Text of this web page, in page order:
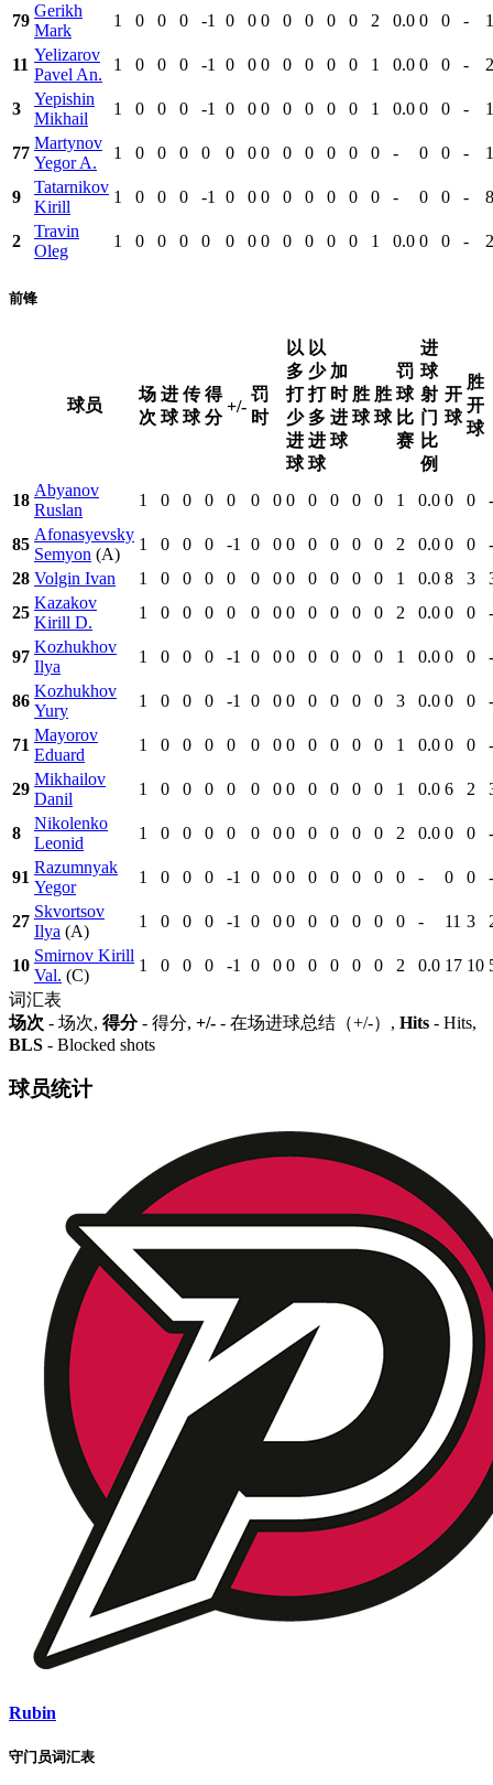
79
Gerikh
Mark
1 0 0 0 -1 0 0 0 0 0 0 0 2 0.0 0 0 -
11
Yelizarov
Pavel An.
1 0 0 0 -1 0 0 0 0 0 0 0 1 0.0 0 0 -
3
Yepishin
Mikhail
1 0 0 0 -1 0 0 0 0 0 0 0 1 0.0 0 0 -
77
Martynov
Yegor A.
1 0 0 0 0 0 0 0 0 0 0 0 0 - 0 0 -
9
Tatarnikov
Kirill
1 0 0 0 -1 0 0 0 0 0 0 0 0 - 0 0 -
2
Travin
Oleg
1 0 0 0 0 0 0 0 0 0 0 0 1 0.0 0 0 -
前锋
球员
场
次
进
球
传
球
得
分
+/-
罚
时
以
多
打
少
进
球
以
少
打
多
进
球
加
时
进
球
胜
球
胜
球
罚
球
比
赛
进
球
射
门
比
例
开
球
胜
开
球
18
Abyanov
Ruslan
1 0 0 0 0 0 0 0 0 0 0 0 1 0.0 0 0 -
85
Afonasyevsky
Semyon (A)
1 0 0 0 -1 0 0 0 0 0 0 0 2 0.0 0 0
-
28 Volgin Ivan 1 0 0 0 0 0 0 0 0 0 0 0 1 0.0 8 3
25
Kazakov
Kirill D.
1 0 0 0 0 0 0 0 0 0 0 0 2 0.0 0 0 -
97
Kozhukhov
Ilya
1 0 0 0 -1 0 0 0 0 0 0 0 1 0.0 0 0 -
86
Kozhukhov
Yury
1 0 0 0 -1 0 0 0 0 0 0 0 3 0.0 0 0 -
71
Mayorov
Eduard
1 0 0 0 0 0 0 0 0 0 0 0 1 0.0 0 0 -
29
Mikhailov
Danil
1 0 0 0 0 0 0 0 0 0 0 0 1 0.0 6 2
8
Nikolenko
Leonid
1 0 0 0 0 0 0 0 0 0 0 0 2 0.0 0 0 -
91
Razumnyak
Yegor
1 0 0 0 -1 0 0 0 0 0 0 0 0 - 0 0 -
27
Skvortsov
Ilya (A)
1 0 0 0 -1 0 0 0 0 0 0 0 0 - 11 3
10
Smirnov Kirill
Val. (C)
1 0 0 0 -1 0 0 0 0 0 0 0 2 0.0 17 10
词汇表
场次 - 场次, 得分- 得分, +/- - 在场进球总结（+/-）, Hits - Hits,
BLS - Blocked shots
球员统计
Rubin
守门员词汇表